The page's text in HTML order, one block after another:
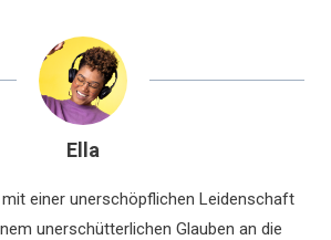
Ella
einer unerschöpflichen Leidenschaft
unerschütterlichen Glauben an die